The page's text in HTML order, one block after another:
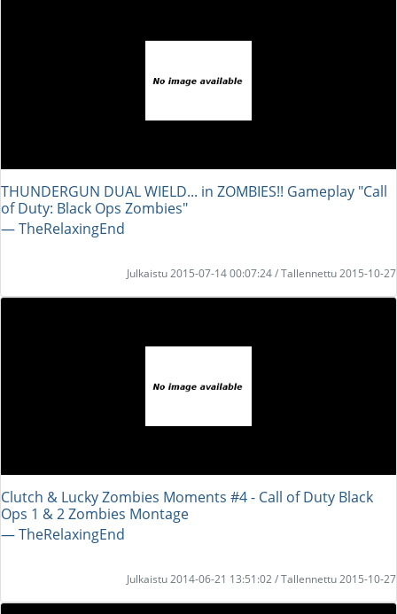
THUNDERGUN DUAL WIELD... in ZOMBIES!! Gameplay "Call
of Duty: Black Ops Zombies"
― TheRelaxingEnd
Julkaistu 2015-07-14 00:07:24 / Tallennettu 2015-10-27
Clutch & Lucky Zombies Moments #4 - Call of Duty Black
Ops 1 & 2 Zombies Montage
― TheRelaxingEnd
Julkaistu 2014-06-21 13:51:02 / Tallennettu 2015-10-27